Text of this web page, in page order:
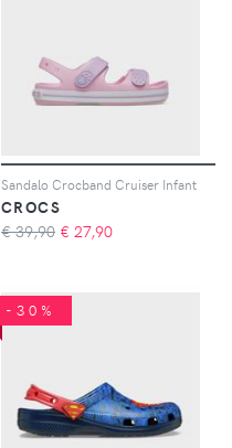
Sandalo Crocband Cruiser Infant
CROCS
€ 39,90 € 27,90
-30%